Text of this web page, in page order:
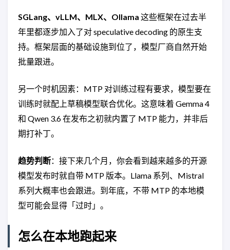
SGLang、vLLM、MLX、Ollama 这些框架在过去半
年里都逐步加入了对 speculative decoding 的原生支
持。框架层面的基础设施到位了，模型厂商自然开始
批量跟进。
另一个时机因素：MTP 对训练过程有要求，模型要在
训练时就配上草稿模型联合优化。这意味着 Gemma 4
和 Qwen 3.6 在发布之初就内置了 MTP 能力，并非后
期打补丁。
趋势判断：接下来几个月，你会看到越来越多的开源
模型发布时就自带 MTP 版本。Llama 系列、Mistral
系列大概率也会跟进。到年底，不带 MTP 的本地模
型可能会显得「过时」。
怎么在本地跑起来